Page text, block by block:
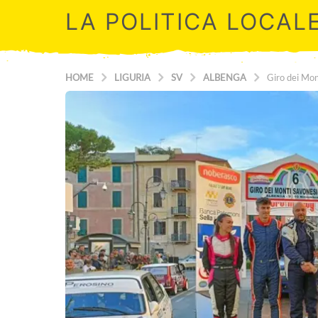
LA POLITICA
HOME LIGURIA SV ALBENGA Giro dei